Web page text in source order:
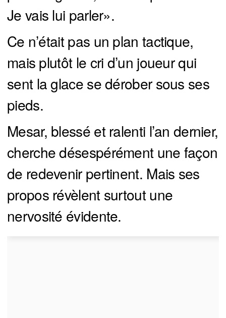
Je vais lui parler».
Ce n’était pas un plan tactique,
mais plutôt le cri d’un joueur qui
sent la glace se dérober sous ses
pieds.
Mesar, blessé et ralenti l’an dernier,
cherche désespérément une façon
de redevenir pertinent. Mais ses
propos révèlent surtout une
nervosité évidente.